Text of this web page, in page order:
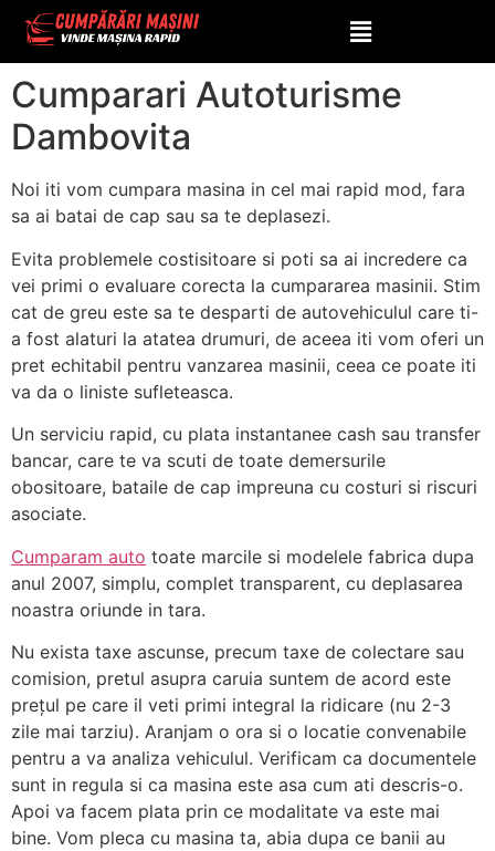
Dambovita
Cumparari Autoturisme
Dambovita
Noi iti vom cumpara masina in cel mai rapid mod, fara
sa ai batai de cap sau sa te deplasezi.
Evita problemele costisitoare si poti sa ai incredere ca
vei primi o evaluare corecta la cumpararea masinii. Stim
cat de greu este sa te desparti de autovehiculul care ti-
a fost alaturi la atatea drumuri, de aceea iti vom oferi un
pret echitabil pentru vanzarea masinii, ceea ce poate iti
va da o liniste sufleteasca.
Un serviciu rapid, cu plata instantanee cash sau transfer
bancar, care te va scuti de toate demersurile
obositoare, bataile de cap impreuna cu costuri si riscuri
asociate.
Cumparam auto toate marcile si modelele fabrica dupa
anul 2007, simplu, complet transparent, cu deplasarea
noastra oriunde in tara.
Nu exista taxe ascunse, precum taxe de colectare sau
comision, pretul asupra caruia suntem de acord este
prețul pe care il veti primi integral la ridicare (nu 2-3
zile mai tarziu). Aranjam o ora si o locatie convenabile
pentru a va analiza vehiculul. Verificam ca documentele
sunt in regula si ca masina este asa cum ati descris-o.
Apoi va facem plata prin ce modalitate va este mai
bine. Vom pleca cu masina ta, abia dupa ce banii au